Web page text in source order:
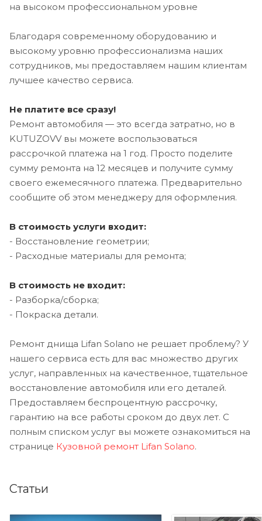
на высоком профессиональном уровне
Благодаря современному оборудованию и
высокому уровню профессионализма наших
сотрудников, мы предоставляем нашим клиентам
лучшее качество сервиса.
Не платите все сразу!
Ремонт автомобиля — это всегда затратно, но в
KUTUZOVV вы можете воспользоваться
рассрочкой платежа на 1 год. Просто поделите
сумму ремонта на 12 месяцев и получите сумму
своего ежемесячного платежа. Предварительно
сообщите об этом менеджеру для оформления.
В стоимость услуги входит:
- Восстановление геометрии;
- Расходные материалы для ремонта;
В стоимость не входит:
- Разборка/сборка;
- Покраска детали.
Ремонт днища Lifan Solano не решает проблему? У
нашего сервиса есть для вас множество других
услуг, направленных на качественное, тщательное
восстановление автомобиля или его деталей.
Предоставляем беспроцентную рассрочку,
гарантию на все работы сроком до двух лет. С
полным списком услуг вы можете ознакомиться на
странице Кузовной ремонт Lifan Solano.
Статьи